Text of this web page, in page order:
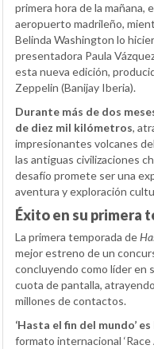
primera hora de la
aeropuerto madrileño,
Belinda Washington lo
presentadora Paula
esta nueva edición,
Zeppelin (Banijay Iberia).
Durante más de dos
de diez mil kilómetros,
impresionantes volcanes
las antiguas civilizaciones
desafío promete ser una
aventura y exploración
Éxito en su primera
La primera temporada de
mejor estreno de un
concluyendo como líder en
cuota de pantalla,
millones de contactos.
‘Hasta el fin del mundo’
formato internacional